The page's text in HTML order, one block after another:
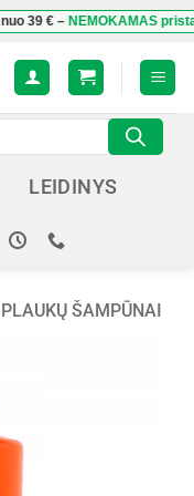
€–NEMOKAMAS
LEIDINYS
PLAUKŲ ŠAMPŪNAI